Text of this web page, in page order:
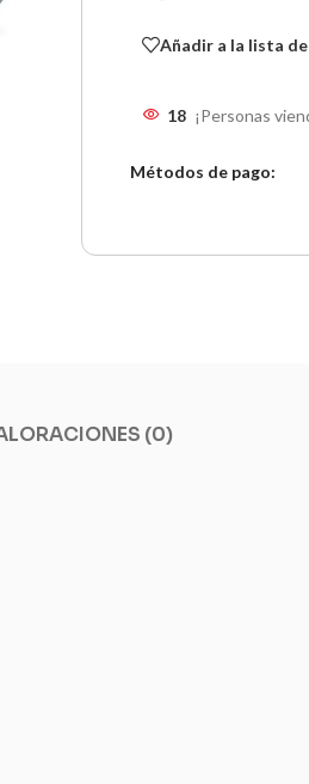
Añadir a la lista
18 ¡Personas
Métodos de pago:
(0)